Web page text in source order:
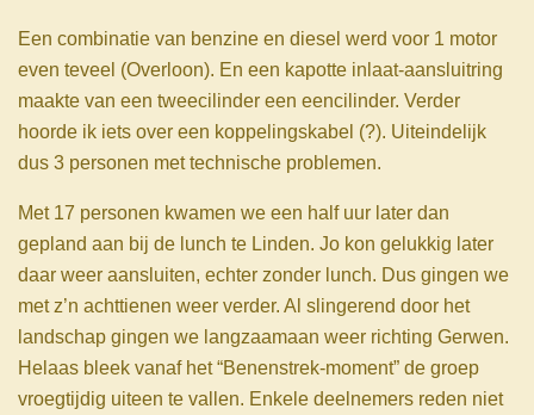
Een combinatie van benzine en diesel werd voor 1 motor
even teveel (Overloon). En een kapotte inlaat-aansluitring
maakte van een tweecilinder een eencilinder. Verder
hoorde ik iets over een koppelingskabel (?). Uiteindelijk
dus 3 personen met technische problemen.
Met 17 personen kwamen we een half uur later dan
gepland aan bij de lunch te Linden. Jo kon gelukkig later
daar weer aansluiten, echter zonder lunch. Dus gingen we
met z’n achttienen weer verder. Al slingerend door het
landschap gingen we langzaamaan weer richting Gerwen.
Helaas bleek vanaf het “Benenstrek-moment” de groep
vroegtijdig uiteen te vallen. Enkele deelnemers reden niet